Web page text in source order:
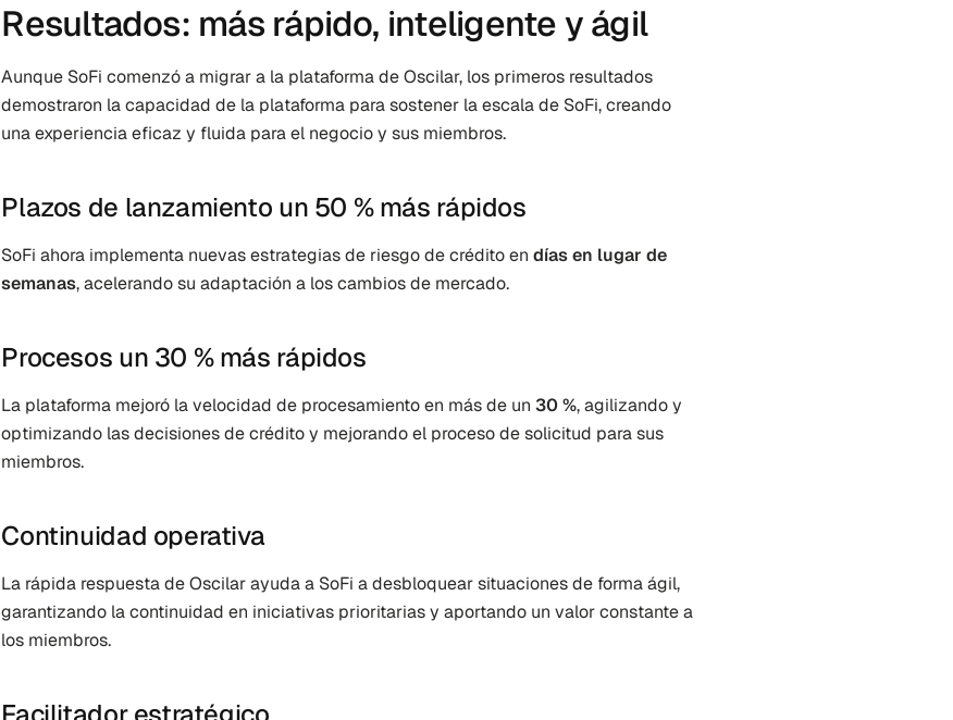
Resultados: más rápido, inteligente y ágil
Aunque SoFi comenzó a migrar a la plataforma de Oscilar, los primeros resultados
demostraron la capacidad de la plataforma para sostener la escala de SoFi, creando
una experiencia eficaz y fluida para el negocio y sus miembros.
Plazos de lanzamiento un 50 % más rápidos
SoFi ahora implementa nuevas estrategias de riesgo de crédito en días en lugar de
semanas, acelerando su adaptación a los cambios de mercado.
Procesos un 30 % más rápidos
La plataforma mejoró la velocidad de procesamiento en más de un 30 %, agilizando y
optimizando las decisiones de crédito y mejorando el proceso de solicitud para sus
miembros.
Continuidad operativa
La rápida respuesta de Oscilar ayuda a SoFi a desbloquear situaciones de forma ágil,
garantizando la continuidad en iniciativas prioritarias y aportando un valor constante a
los miembros.